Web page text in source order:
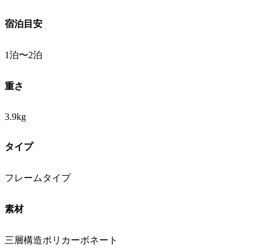
宿泊目安
1泊〜2泊
重さ
3.9kg
タイプ
フレームタイプ
素材
三層構造ポリカーボネート